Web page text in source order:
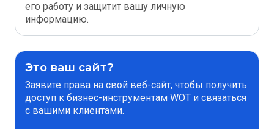
его работу и защитит вашу личную
информацию.
Это ваш сайт?
Заявите права на свой веб-сайт, чтобы получить
доступ к бизнес-инструментам WOT и связаться
с вашими клиентами.